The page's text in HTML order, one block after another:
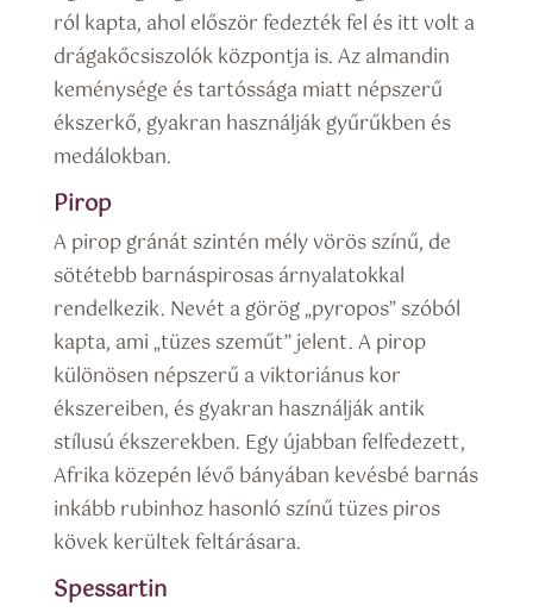
ról kapta, ahol először fedezték fel és itt volt a
drágakőcsiszolók központja is. Az almandin
keménysége és tartóssága miatt népszerű
ékszerkő, gyakran használják gyűrűkben és
medálokban.
Pirop
A pirop gránát szintén mély vörös színű, de
sötétebb barnáspirosas árnyalatokkal
rendelkezik. Nevét a görög „pyropos” szóból
kapta, ami „tüzes szeműt” jelent. A pirop
különösen népszerű a viktoriánus kor
ékszereiben, és gyakran használják antik
stílusú ékszerekben. Egy újabban felfedezett,
Afrika közepén lévő bányában kevésbé barnás
inkább rubinhoz hasonló színű tüzes piros
kövek kerültek feltárásara.
Spessartin